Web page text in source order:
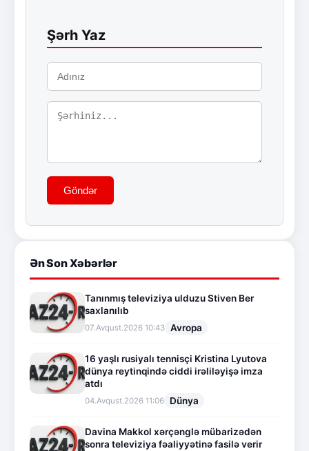
Şərh Yaz
Göndər
Ən Son Xəbərlər
Tanınmış televiziya ulduzu Stiven Ber
saxlanılıb
07.Avqust.2026 10:43 Avropa
16 yaşlı rusiyalı tennisçi Kristina Lyutova
dünya reytinqində ciddi irəliləyişə imza
atdı
04.Avqust.2026 11:06 Dünya
Davina Makkol xərçənglə mübarizədən
sonra televiziya fəaliyyətinə fasilə verir